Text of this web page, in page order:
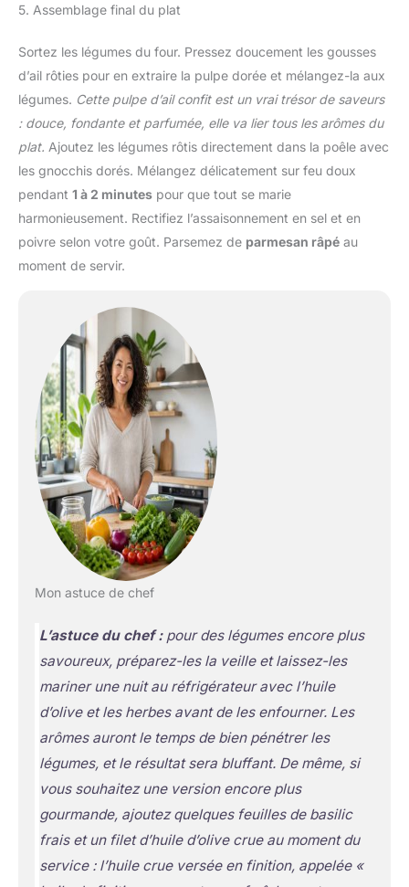
5. Assemblage final du plat
Sortez les légumes du four. Pressez doucement les gousses
d’ail rôties pour en extraire la pulpe dorée et mélangez-la aux
légumes. Cette pulpe d’ail confit est un vrai trésor de saveurs
: douce, fondante et parfumée, elle va lier tous les arômes du
plat. Ajoutez les légumes rôtis directement dans la poêle avec
les gnocchis dorés. Mélangez délicatement sur feu doux
pendant 1 à 2 minutes pour que tout se marie
harmonieusement. Rectifiez l’assaisonnement en sel et en
poivre selon votre goût. Parsemez de parmesan râpé au
moment de servir.
Mon astuce de chef
L’astuce du chef :pour des légumes encore plus
savoureux, préparez-les la veille et laissez-les
mariner une nuit au réfrigérateur avec l’huile
d’olive et les herbes avant de les enfourner. Les
arômes auront le temps de bien pénétrer les
légumes, et le résultat sera bluffant. De même, si
vous souhaitez une version encore plus
gourmande, ajoutez quelques feuilles de basilic
frais et un filet d’huile d’olive crue au moment du
service : l’huile crue versée en finition, appelée «